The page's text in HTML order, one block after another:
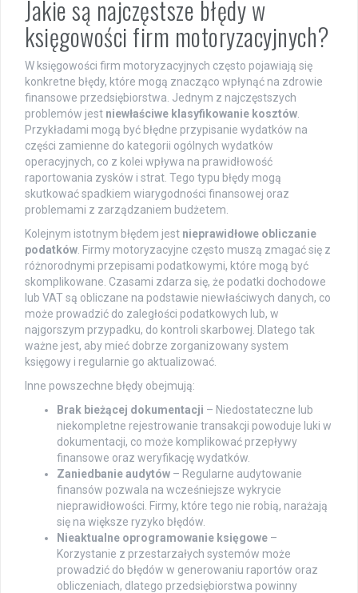
Jakie są najczęstsze błędy w
księgowości firm motoryzacyjnych?
W księgowości firm motoryzacyjnych często pojawiają się
konkretne błędy, które mogą znacząco wpłynąć na zdrowie
finansowe przedsiębiorstwa. Jednym z najczęstszych
problemów jest niewłaściwe klasyfikowanie kosztów
Przykładami mogą być błędne przypisanie wydatków na
części zamienne do kategorii ogólnych wydatków
operacyjnych, co z kolei wpływa na prawidłowość
raportowania zysków i strat. Tego typu błędy mogą
skutkować spadkiem wiarygodności finansowej oraz
problemami z zarządzaniem budżetem.
Kolejnym istotnym błędem jest nieprawidłowe obliczanie
podatków . Firmy motoryzacyjne często muszą zmagać się z
różnorodnymi przepisami podatkowymi, które mogą być
skomplikowane. Czasami zdarza się, że podatki dochodowe
lub VAT są obliczane na podstawie niewłaściwych danych, co
może prowadzić do zaległości podatkowych lub, w
najgorszym przypadku, do kontroli skarbowej. Dlatego tak
ważne jest, aby mieć dobrze zorganizowany system
księgowy i regularnie go aktualizować.
Inne powszechne błędy obejmują:
Brak bieżącej dokumentacji – Niedostateczne lub
niekompletne rejestrowanie transakcji powoduje luki w
dokumentacji, co może komplikować przepływy
finansowe oraz weryfikację wydatków.
Zaniedbanie audytów – Regularne audytowanie
finansów pozwala na wcześniejsze wykrycie
nieprawidłowości. Firmy, które tego nie robią, narażają
się na większe ryzyko błędów.
Nieaktualne oprogramowanie księgowe –
Korzystanie z przestarzałych systemów może
prowadzić do błędów w generowaniu raportów oraz
obliczeniach, dlatego przedsiębiorstwa powinny